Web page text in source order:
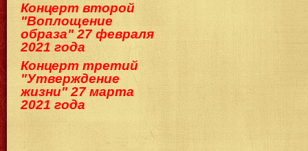
Концерт второй
"Воплощение
образа" 27 февраля
2021 года
Концерт третий
"Утверждение
жизни" 27 марта
2021 года